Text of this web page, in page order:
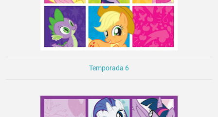
Temporada 6